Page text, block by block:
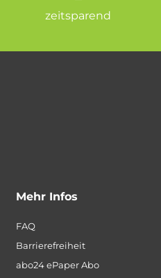
zeitsparend
Mehr Infos
FAQ
Barrierefreiheit
abo24 ePaper Abo